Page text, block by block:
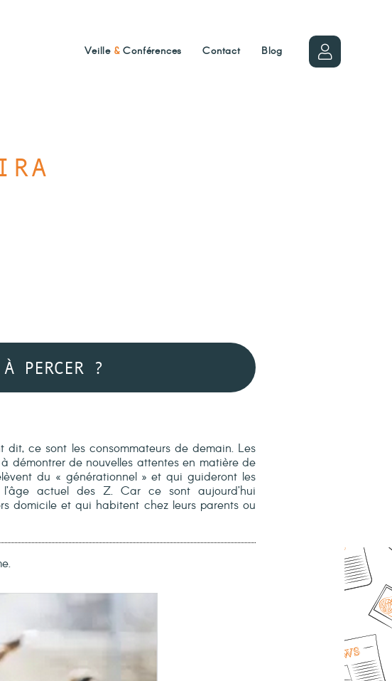
Veille &Conférences Contact Blog
PERCER ?
dit, ce sont les consommateurs de demain. Les
démontrer de nouvelles attentes en matière de
du « générationnel » et qui guideront les
actuel des Z. Car ce sont aujourd’hui
domicile et qui habitent chez leurs parents ou